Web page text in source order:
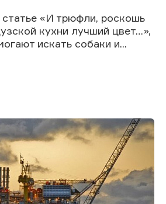
«И трюфли, роскошь
кухни лучший цвет…»,
искать собаки и...